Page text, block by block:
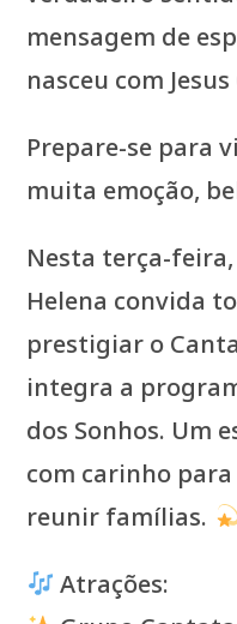
mensagem de
nasceu com
Prepare-se para
muita emoção,
Nesta terça-
Helena convida
prestigiar o
integra a
dos Sonhos. Um
com carinho
reunir famílias.
Atrações: